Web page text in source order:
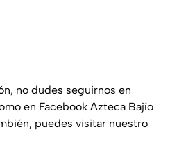
no dudes seguirnos en
en Facebook Azteca Bajío
puedes visitar nuestro